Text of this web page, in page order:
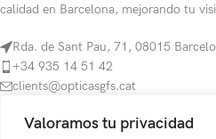
Valoramos tu privacidad
calidad en Barcelona, mejorando tu
Rda. de Sant Pau, 71, 08015
+34 935 14 51 42
clients@opticasgfs.cat